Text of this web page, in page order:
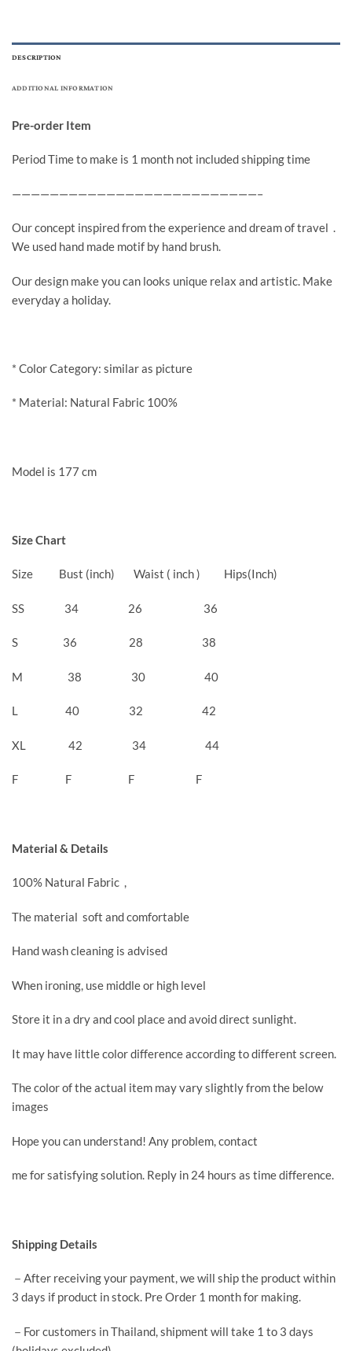
DESCRIPTION
ADDITIONAL INFORMATION
Pre-order Item
Period Time to make is 1 month not included shipping time
——————————————————————————–
Our concept inspired from the experience and dream of travel .
We used hand made motif by hand brush.
Our design make you can looks unique relax and artistic. Make
everyday a holiday.
* Color Category: similar as picture
* Material: Natural Fabric 100%
Model is 177 cm
Size Chart
Size Bust (inch) Waist ( inch ) Hips(Inch)
SS 34 26 36
S 36 28 38
M 38 30 40
L 40 32 42
XL 42 34 44
F F F F
Material & Details
100% Natural Fabric ,
The material soft and comfortable
Hand wash cleaning is advised
When ironing, use middle or high level
Store it in a dry and cool place and avoid direct sunlight.
It may have little color difference according to different screen.
The color of the actual item may vary slightly from the below
images
Hope you can understand! Any problem, contact
me for satisfying solution. Reply in 24 hours as time difference.
Shipping Details
－After receiving your payment, we will ship the product within
3 days if product in stock. Pre Order 1 month for making.
－For customers in Thailand, shipment will take 1 to 3 days